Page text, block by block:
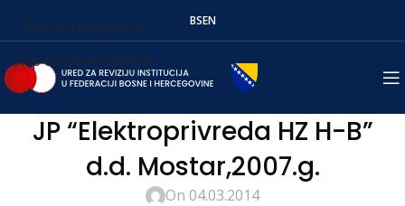
Skip to navigation
Skip to main content
BSEN
JP “Elektroprivreda HZ H-B”
d.d. Mostar,2007.g.
On 04.03.2014